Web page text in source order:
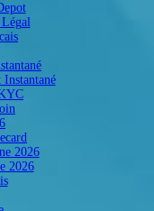
2026
2026